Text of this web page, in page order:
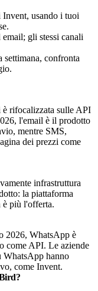
usando i tuoi
gli stessi canali
settimana, confronta
rifocalizzata sulle API
l'email è il prodotto
mentre SMS,
dei prezzi come
infrastruttura
la piattaforma
è più l'offerta.
2026, WhatsApp è
come API. Le aziende
WhatsApp hanno
come Invent.